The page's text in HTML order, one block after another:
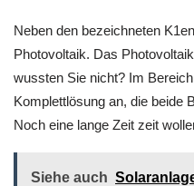
Neben den bezeichneten
Photovoltaik. Das
wussten Sie nicht? Im
Komplettlösung an, die beide
Noch eine lange Zeit zeit
Siehe auch